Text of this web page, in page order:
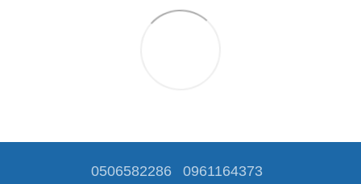
0506582286 0961164373